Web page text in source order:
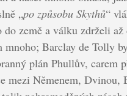
„po způsobu Skythů“
země a válku zdrželi až
mnoho; Barclay de Tolly
plán Phullův, carem
mezi Němenem, Dvinou,